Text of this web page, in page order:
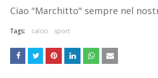
Ciao "Marchitto" sempre nel
Tags: calcio sport